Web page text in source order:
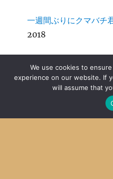
一週間ぶりにクマバチ
2018
2016
SDCC + MPLab X そ
We use cookies to
experience on our website. If
will assume that